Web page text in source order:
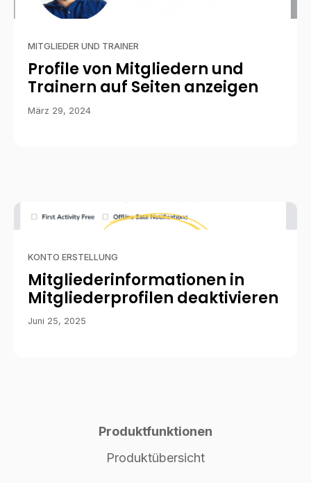
MITGLIEDER UND TRAINER
Profile von Mitgliedern und
Trainern auf Seiten anzeigen
März 29, 2024
KONTO ERSTELLUNG
Mitgliederinformationen in
Mitgliederprofilen deaktivieren
Juni 25, 2025
Produktfunktionen
Produktübersicht